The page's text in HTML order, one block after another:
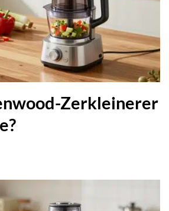
Zerkleinerer